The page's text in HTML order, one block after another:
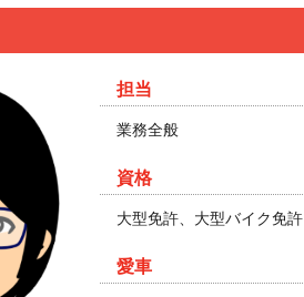
担当
業務全般
資格
大型免許、大型バイク免許
愛車